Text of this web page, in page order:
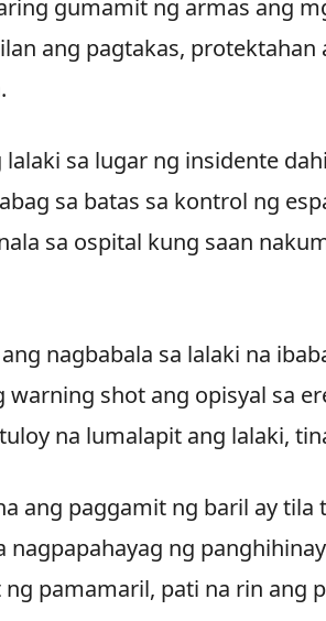
gumamit ng armas ang
ang pagtakas,
sa lugar ng insidente
sa batas sa kontrol ng
sa ospital kung saan
nagbabala sa lalaki na
shot ang opisyal sa
na lumalapit ang lalaki,
ang paggamit ng baril ay
ng
pamamaril, pati na rin ang